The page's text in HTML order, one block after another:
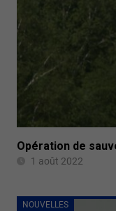
Opération de
1 août 2022
NOUVELLES